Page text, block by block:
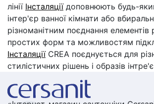
лінії Інсталяціїдоповнюють будь-
інтер'єр ванної кімнати або
різноманітним поєднання елементів
простих форм та можливостям
ІнсталяціїCREA поєднується для
стилістичних рішень і образів